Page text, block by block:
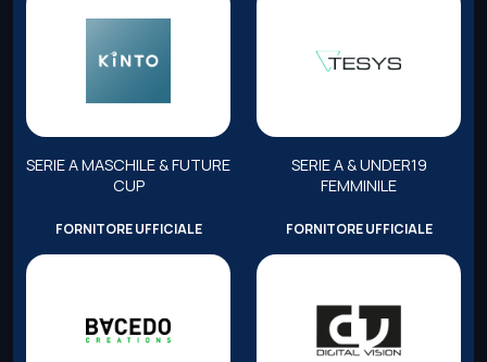
SERIE A MASCHILE & FUTURE
CUP
SERIE A & UNDER19
FEMMINILE
FORNITORE UFFICIALE FORNITORE UFFICIALE